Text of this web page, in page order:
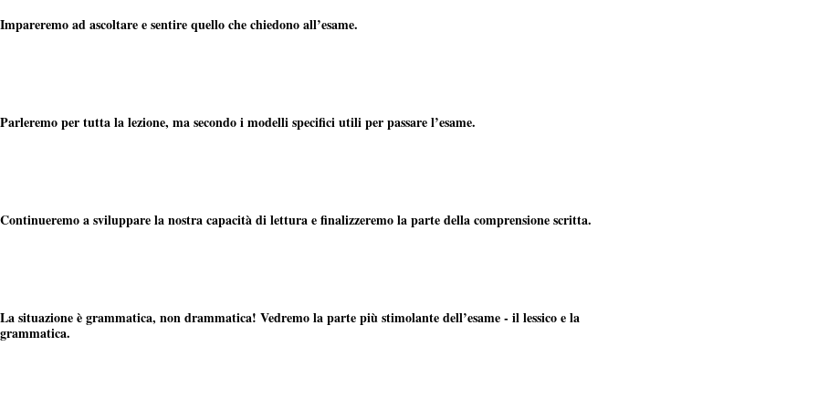
Impareremo ad ascoltare e sentire quello che chiedono all’esame.
Parleremo per tutta la lezione, ma secondo i modelli specifici utili per passare l’esame.
Continueremo a sviluppare la nostra capacità di lettura e finalizzeremo la parte della comprensione scritta.
La situazione è grammatica, non drammatica! Vedremo la parte più stimolante dell’esame - il lessico e la
grammatica.